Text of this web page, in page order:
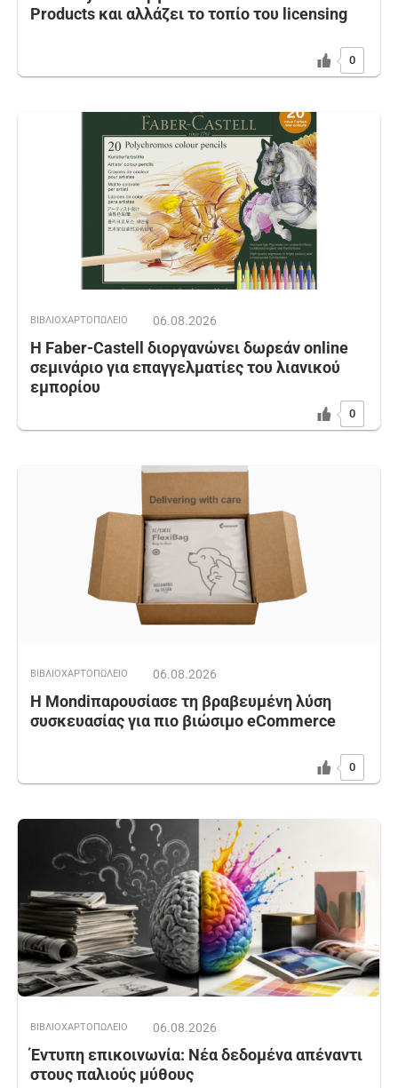
Products και αλλάζει το τοπίο του licensing
0
ΒΙΒΛΙΟΧΑΡΤΟΠΩΛΕΙΟ 06.08.2026
Η Faber-Castell διοργανώνει δωρεάν online
σεμινάριο για επαγγελματίες του λιανικού
εμπορίου
0
ΒΙΒΛΙΟΧΑΡΤΟΠΩΛΕΙΟ 06.08.2026
Η Mondiπαρουσίασε τη βραβευμένη λύση
συσκευασίας για πιο βιώσιμο eCommerce
0
ΒΙΒΛΙΟΧΑΡΤΟΠΩΛΕΙΟ 06.08.2026
Έντυπη επικοινωνία: Νέα δεδομένα απέναντι
στους παλιούς μύθους